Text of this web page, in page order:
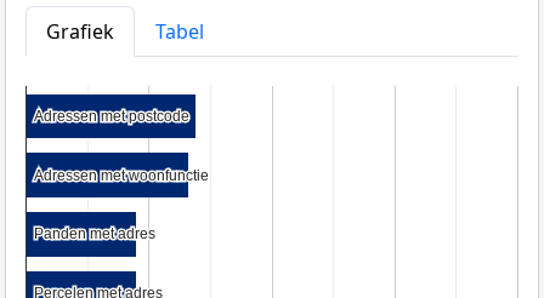
Grafiek
Tabel
Adressen met postcode
Adressen met postcode
Adressen met woonfunctie
Adressen met woonfunctie
Panden met adres
Panden met adres
Percelen met adres
Percelen met adres